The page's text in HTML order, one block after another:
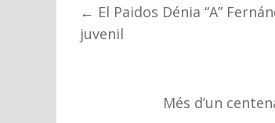
← El Paidos Dénia “A”
juvenil
Més d’un